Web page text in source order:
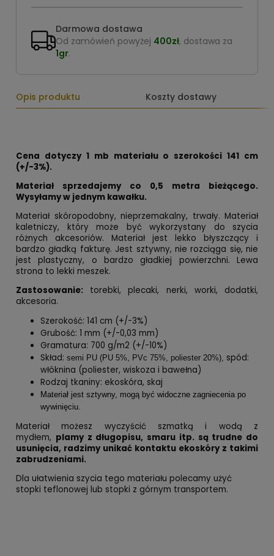
Darmowa dostawa
Od zamówień powyżej 400zł, dostawa za
1gr.
Opis produktu Koszty dostawy
Cena dotyczy 1 mb materiału o szerokości 141 cm
(+/-3%).
Materiał sprzedajemy co 0,5 metra bieżącego.
Wysyłamy w jednym kawałku.
Materiał skóropodobny, nieprzemakalny, trwały. Materiał
kaletniczy, który może być wykorzystany do szycia
różnych akcesoriów. Materiał jest lekko błyszczący i
bardzo gładką fakturę. Jest sztywny, nie rozciąga się, nie
jest plastyczny, o bardzo gładkiej powierzchni. Lewa
strona to lekki meszek.
Zastosowanie: torebki, plecaki, nerki, worki, dodatki,
akcesoria.
Szerokość: 141 cm (+/-3%)
Grubość: 1 mm (+/-0,03 mm)
Gramatura: 700 g/m2 (+/-10%)
Skład: semi PU (PU 5%, PVc 75%, poliester 20%), spód:
włóknina (poliester, wiskoza i bawełna)
Rodzaj tkaniny: ekoskóra, skaj
Materiał jest sztywny, mogą być widoczne zagniecenia po
wywinięciu.
Materiał możesz wyczyścić szmatką i wodą z
mydłem, plamy z długopisu, smaru itp. są trudne do
usunięcia, radzimy unikać kontaktu ekoskóry z takimi
zabrudzeniami.
Dla ułatwienia szycia tego materiału polecamy użyć
stopki teflonowej lub stopki z górnym transportem.